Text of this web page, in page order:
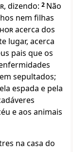
, dizendo: 2 Não
nem filhas
acerca dos
lugar, acerca
pais que os
sepultados;
espada e pela
e aos animais
na casa do